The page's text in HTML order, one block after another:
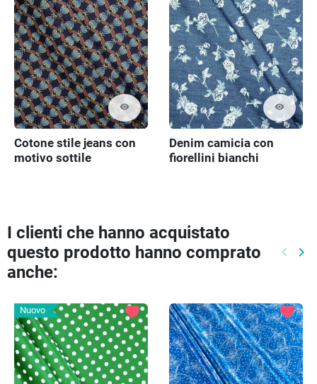
visibility
Cotone stile jeans con
motivo sottile
visibility
Denim camicia con
fiorellini bianchi
I clienti che hanno acquistato
questo prodotto hanno comprato
anche:
keyboard_arrow_left keyboard_arrow_right
Nuovo favorite favorite